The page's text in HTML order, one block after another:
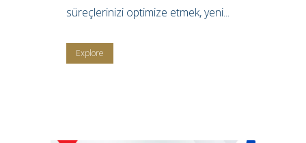
süreçlerinizi optimize etmek, yeni...
Explore